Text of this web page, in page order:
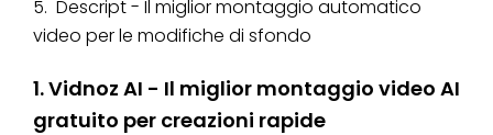
5. Descript - Il miglior montaggio automatico
video per le modifiche di sfondo
1. Vidnoz AI - Il miglior montaggio video AI
gratuito per creazioni rapide